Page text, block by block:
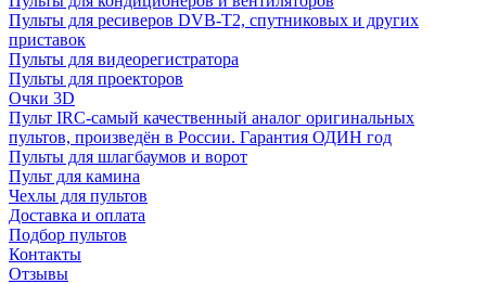
Пульты для ресиверов DVB-T2, спутниковых и других
приставок
Пульты для видеорегистратора
Пульты для проекторов
Очки 3D
Пульт IRC-самый качественный аналог оригинальных
пультов, произведён в России. Гарантия ОДИН год
Пульты для шлагбаумов и ворот
Пульт для камина
Чехлы для пультов
Доставка и оплата
Подбор пультов
Контакты
Отзывы